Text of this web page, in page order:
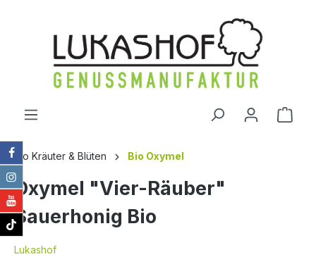
Bio Kräuter & Blüten Bio Oxymel
Oxymel "Vier-Räuber"
Sauerhonig Bio
Lukashof